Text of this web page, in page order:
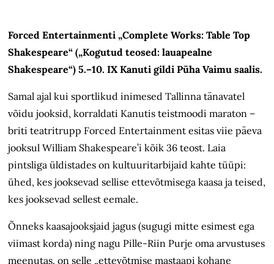
Forced Entertainmenti „Complete Works: Table Top
Shakespeare“ („Kogutud teosed: lauapealne
Shakespeare“) 5.–10. IX Kanuti gildi Püha Vaimu saalis.
Samal ajal kui sportlikud inimesed Tallinna tänavatel
võidu jooksid, korraldati Kanutis teistmoodi maraton –
briti teatritrupp Forced Entertainment esitas viie päeva
jooksul William Shakespeare’i kõik 36 teost. Laia
pintsliga üldistades on kultuuritarbijaid kahte tüüpi:
ühed, kes jooksevad sellise ettevõtmisega kaasa ja teised,
kes jooksevad sellest eemale.
Õnneks kaasajooksjaid jagus (sugugi mitte esimest ega
viimast korda) ning nagu Pille-Riin Purje oma arvustuses
meenutas, on selle „ettevõtmise mastaapi kohane